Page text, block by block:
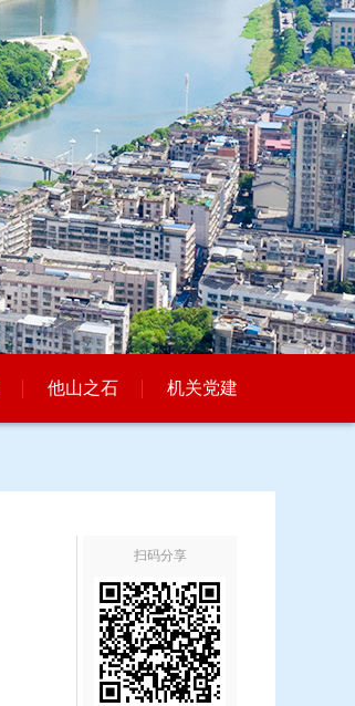
他山之石 机关党建
扫码分享